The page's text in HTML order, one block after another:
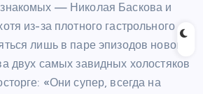
— Николая Баскова и
из-за плотного гастрольного
лишь в паре эпизодов нового
двух самых завидных холостяков
«Они супер, всегда на